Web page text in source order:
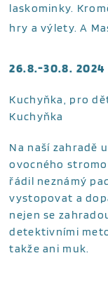
laskominky.
hry a výlety. A
26.8.-30.8.
Kuchyňka, pro
Kuchyňka
Na naší zahradě
ovocného
řádil neznámý
vystopovat a
nejen se
detektivními
takže ani muk.